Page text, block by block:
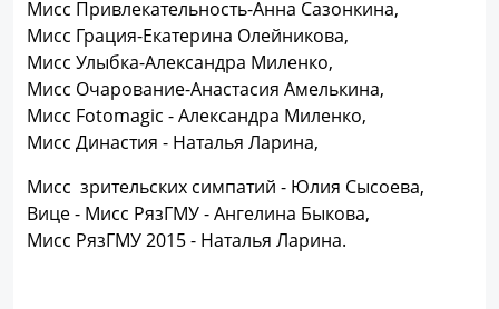
Мисс Привлекательность-Анна Сазонкина,
Мисс Грация-Екатерина Олейникова,
Мисс Улыбка-Александра Миленко,
Мисс Очарование-Анастасия Амелькина,
Мисс Fotomagic - Александра Миленко,
Мисс Династия - Наталья Ларина,
Мисс зрительских симпатий - Юлия Сысоева,
Вице - Мисс РязГМУ - Ангелина Быкова,
Мисс РязГМУ 2015 - Наталья Ларина.